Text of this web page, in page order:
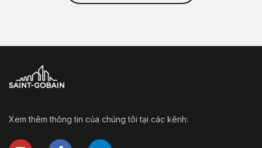
Xem thêm thông tin của chúng tôi tại các kênh: